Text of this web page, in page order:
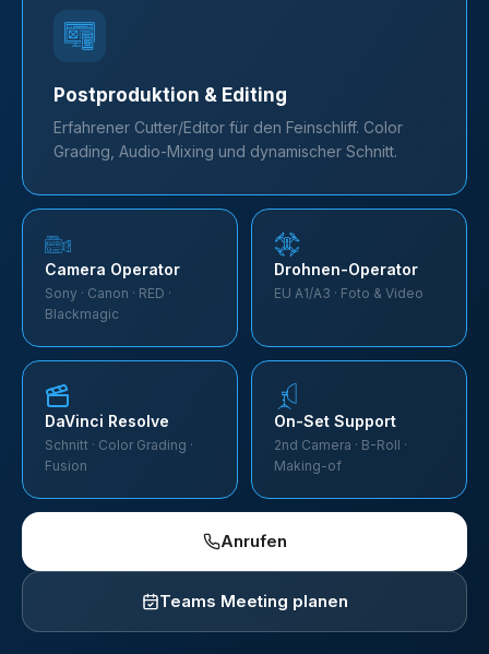
Postproduktion & Editing
Erfahrener Cutter/Editor für den Feinschliff. Color
Grading, Audio-Mixing und dynamischer Schnitt.
Camera Operator
Sony · Canon · RED ·
Blackmagic
Drohnen-Operator
EU A1/A3 · Foto & Video
DaVinci Resolve
Schnitt · Color Grading ·
Fusion
On-Set Support
2nd Camera · B-Roll ·
Making-of
Anrufen
Teams Meeting planen